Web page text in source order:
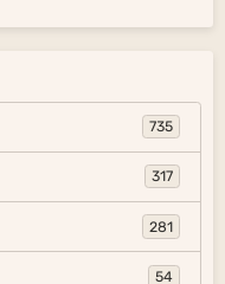
735
317
281
54